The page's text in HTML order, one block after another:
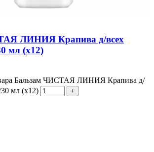
ЛИНИЯ Крапива д/всех
мл (х12)
Бальзам ЧИСТАЯ ЛИНИЯ Крапива д/
мл (х12)